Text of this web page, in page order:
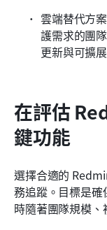
雲端替代方
護需求的團
更新與可擴
在評估
鍵功能
選擇合適的
務追蹤。目標是
時隨著團隊規模、